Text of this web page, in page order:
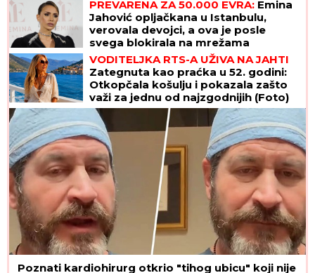
PREVARENA ZA 50.000 EVRA: Emina
Jahović opljačkana u Istanbulu,
verovala devojci, a ova je posle
svega blokirala na mrežama
VODITELJKA RTS-A UŽIVA NA JAHTI
Zategnuta kao praćka u 52. godini:
Otkopčala košulju i pokazala zašto
važi za jednu od najzgodnijih (Foto)
Poznati kardiohirurg otkrio "tihog ubicu" koji nije